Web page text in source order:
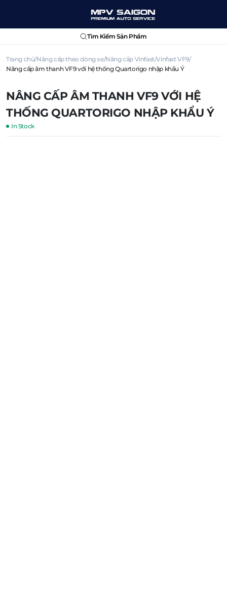
Tìm Kiếm Sản Phẩm
Trang chủ Nâng cấp theo dòng xe Nâng cấp Vinfast Vinfast VF9
Nâng cấp âm thanh VF9 với hệ thống Quartorigo nhập khẩu Ý
NÂNG CẤP ÂM THANH VF9 VỚI HỆ
THỐNG QUARTORIGO NHẬP KHẨU Ý
In Stock